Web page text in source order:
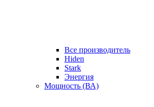
Все производитель
Hiden
Stark
Энергия
Мощность (ВА)